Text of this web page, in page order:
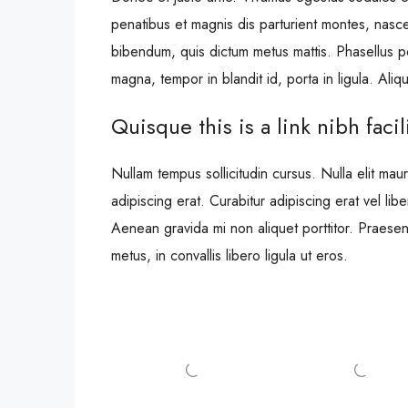
penatibus et magnis dis parturient montes,
bibendum, quis dictum metus mattis. Phasellus
magna, tempor in blandit id, porta in ligula.
Quisque this is a link nibh
Nullam tempus sollicitudin cursus. Nulla elit
adipiscing erat. Curabitur adipiscing erat vel
Aenean gravida mi non aliquet porttitor.
metus, in convallis libero ligula ut eros.